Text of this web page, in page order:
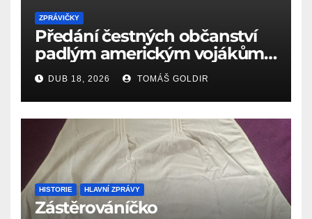
ZPRÁVIČKY
Předání čestných občanství
padlým americkým vojákům
k 81. výročí osvobození Aše
(18.4.1945)
DUB 18, 2026 TOMÁŠ GOLDIR
HISTORIE HLAVNÍ ZPRÁVY
Zástěrováníčko